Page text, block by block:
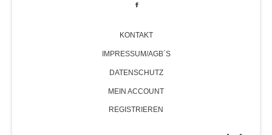
KONTAKT
IMPRESSUM/AGB´S
DATENSCHUTZ
MEIN ACCOUNT
REGISTRIEREN